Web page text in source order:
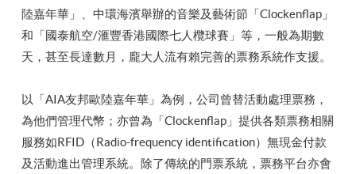
陸嘉年華」、中環海濱舉辦的音樂及藝術節「Clockenflap」
和「國泰航空/滙豐香港國際七人欖球賽」等，一般為期數
天，甚至長達數月，龐大人流有賴完善的票務系統作支援。
以「AIA友邦歐陸嘉年華」為例，公司曾替活動處理票務，
為他們管理代幣；亦曾為「Clockenflap」提供各類票務相關
服務如RFID（Radio-frequency identification）無現金付款
及活動進出管理系統。除了傳統的門票系統，票務平台亦會